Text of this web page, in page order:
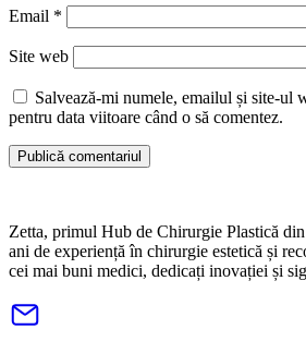
Email *
Site web
Salvează-mi numele, emailul și site-ul
pentru data viitoare când o să comentez.
Zetta, primul Hub de Chirurgie Plastică
ani de experiență în chirurgie estetică și
cei mai buni medici, dedicați inovației și